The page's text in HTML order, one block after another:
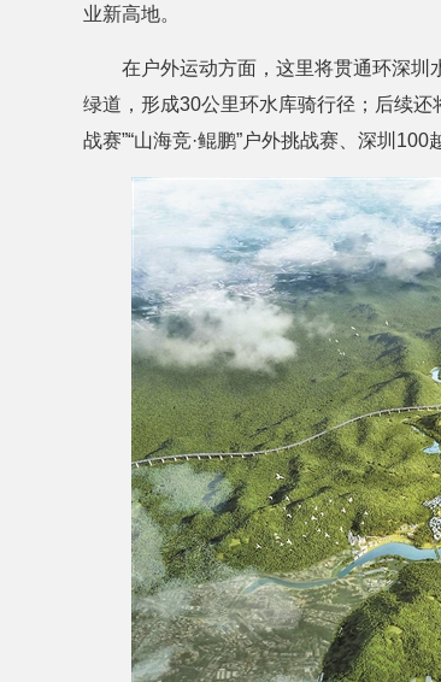
业新高地。
在户外运动方面，这里将贯通环深圳
绿道，形成30公里环水库骑行径；后续
战赛”“山海竞·鲲鹏”户外挑战赛、深圳